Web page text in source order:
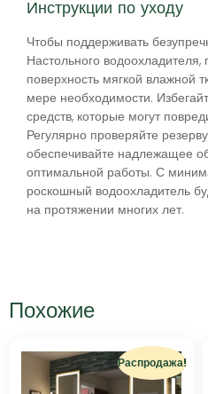
Инструкции по уходу
Чтобы поддерживать
Настольного водоохладителя,
поверхность мягкой влажной
мере необходимости.
средств, которые могут
Регулярно проверяйте
обеспечивайте надлежащее
оптимальной работы. С
роскошный водоохладитель
на протяжении многих лет.
Похожие
Распродажа!